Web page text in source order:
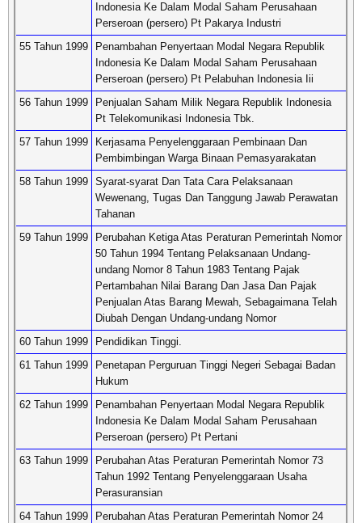
Indonesia Ke Dalam Modal Saham Perusahaan
Perseroan (persero) Pt Pakarya Industri
55 Tahun 1999
Penambahan Penyertaan Modal Negara Republik
Indonesia Ke Dalam Modal Saham Perusahaan
Perseroan (persero) Pt Pelabuhan Indonesia Iii
56 Tahun 1999
Penjualan Saham Milik Negara Republik Indonesia
Pt Telekomunikasi Indonesia Tbk.
57 Tahun 1999
Kerjasama Penyelenggaraan Pembinaan Dan
Pembimbingan Warga Binaan Pemasyarakatan
58 Tahun 1999 Syarat-syarat Dan Tata Cara Pelaksanaan
Wewenang, Tugas Dan Tanggung Jawab Perawatan
Tahanan
59 Tahun 1999
Perubahan Ketiga Atas Peraturan Pemerintah Nomor
50 Tahun 1994 Tentang Pelaksanaan Undang-
undang Nomor 8 Tahun 1983 Tentang Pajak
Pertambahan Nilai Barang Dan Jasa Dan Pajak
Penjualan Atas Barang Mewah, Sebagaimana Telah
Diubah Dengan Undang-undang Nomor
60 Tahun 1999
Pendidikan Tinggi.
61 Tahun 1999
Penetapan Perguruan Tinggi Negeri Sebagai Badan
Hukum
62 Tahun 1999
Penambahan Penyertaan Modal Negara Republik
Indonesia Ke Dalam Modal Saham Perusahaan
Perseroan (persero) Pt Pertani
63 Tahun 1999
Perubahan Atas Peraturan Pemerintah Nomor 73
Tahun 1992 Tentang Penyelenggaraan Usaha
Perasuransian
64 Tahun 1999
Perubahan Atas Peraturan Pemerintah Nomor 24